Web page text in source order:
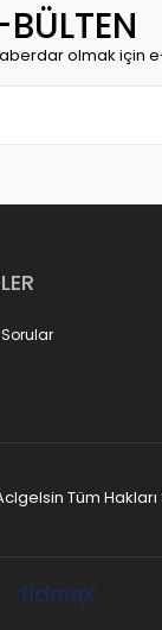
olmak için
Tüm Hakları